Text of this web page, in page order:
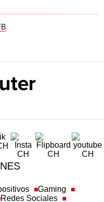
Redes Sociales
Más temas